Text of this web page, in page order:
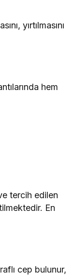
yırtılmasını
hem
tercih edilen
En
cep bulunur,